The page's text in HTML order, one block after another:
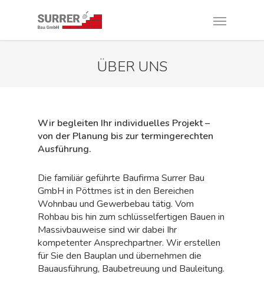
ÜBER UNS
Wir begleiten Ihr individuelles Projekt –
von der Planung bis zur termingerechten
Ausführung.
Die familiär geführte Baufirma Surrer Bau
GmbH in Pöttmes ist in den Bereichen
Wohnbau und Gewerbebau tätig. Vom
Rohbau bis hin zum schlüsselfertigen Bauen in
Massivbauweise sind wir dabei Ihr
kompetenter Ansprechpartner. Wir erstellen
für Sie den Bauplan und übernehmen die
Bauausführung, Baubetreuung und Bauleitung.